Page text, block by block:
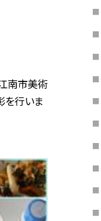
江南市美術
を行いま